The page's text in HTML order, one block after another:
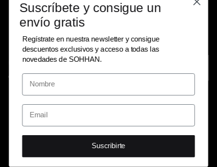
Suscríbete y consigue un
envío gratis
Regístrate en nuestra newsletter y consigue
descuentos exclusivos y acceso a todas las
novedades de SOHHAN.
Suscribirte